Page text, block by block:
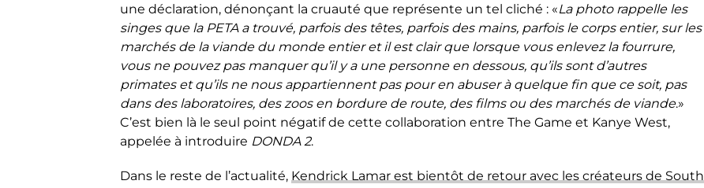
une déclaration, dénonçant la cruauté que représente un tel cliché : «La photo rappelle les
singes que la PETA a trouvé, parfois des têtes, parfois des mains, parfois le corps entier, sur les
marchés de la viande du monde entier et il est clair que lorsque vous enlevez la fourrure,
vous ne pouvez pas manquer qu’il y a une personne en dessous, qu’ils sont d’autres
primates et qu’ils ne nous appartiennent pas pour en abuser à quelque fin que ce soit, pas
dans des laboratoires, des zoos en bordure de route, des films ou des marchés de viande.»
C’est bien là le seul point négatif de cette collaboration entre The Game et Kanye West,
appelée à introduire DONDA 2.
Dans le reste de l’actualité, Kendrick Lamar est bientôt de retour avec les créateurs de South